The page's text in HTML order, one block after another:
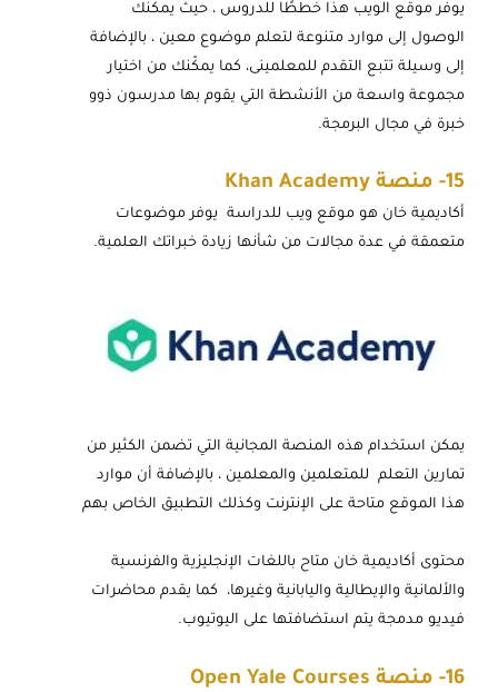
يوفر موقع الويب هذا خططًا للدروس ، حيث يمكنك
الوصول إلى موارد متنوعة لتعلم موضوع معين ، بالإضافة
إلى وسيلة تتبع التقدم للمعلمينى، كما يمكّنك من اختيار
مجموعة واسعة من الأنشطة التي يقوم بها مدرسون ذوو
خبرة في مجال البرمجة.
15- منصة Khan Academy
أكاديمية خان هو موقع ويب للدراسة يوفر موضوعات
متعمقة في عدة مجالات من شأنها زيادة خبراتك العلمية.
يمكن استخدام هذه المنصة المجانية التي تضمن الكثير من
تمارين التعلم للمتعلمين والمعلمين ، بالإضافة أن موارد
هذا الموقع متاحة على الإنترنت وكذلك التطبيق الخاص بهم
محتوى أكاديمية خان متاح باللغات الإنجليزية والفرنسية
والألمانية والإيطالية واليابانية وغيرها، كما يقدم محاضرات
فيديو مدمجة يتم استضافتها على اليوتيوب.
16- منصة Open Yale Courses